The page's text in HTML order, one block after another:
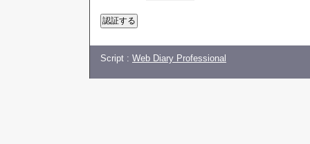
Script : Web Diary Professional